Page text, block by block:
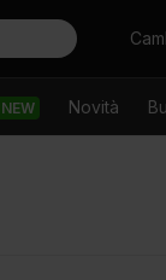
Cercare
NEW Novità